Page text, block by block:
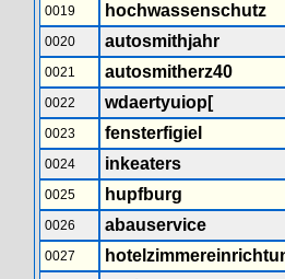
0019
hochwassenschutz
0020
autosmithjahr
0021
autosmitherz40
0022
wdaertyuiop[
0023
fensterfigiel
0024
inkeaters
0025
hupfburg
0026
abauservice
0027